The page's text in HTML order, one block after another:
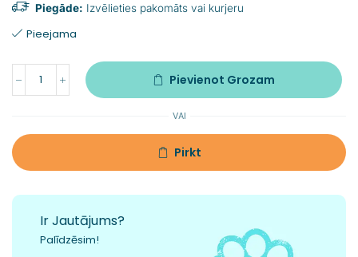
Piegāde: Izvēlieties pakomāts vai kurjeru
Pieejama
Pievienot Grozam
VAI
Pirkt
Ir Jautājums?
Palīdzēsim!